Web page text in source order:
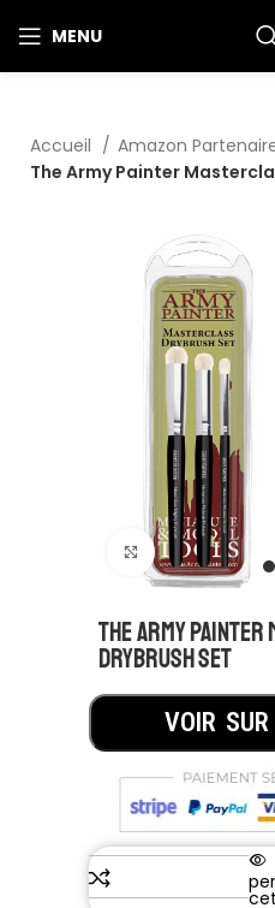
MENU
Accueil Amazon
The Army Painter
Click to
The Army
Drybrush Set
VOIR